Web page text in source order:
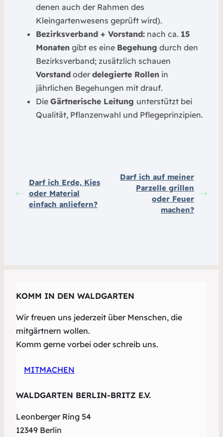
denen auch der Rahmen des
Kleingartenwesens geprüft wird).
Bezirksverband + Vorstand: nach ca. 15
Monaten gibt es eine Begehung durch den
Bezirksverband; zusätzlich schauen
Vorstand oder delegierte Rollen in
jährlichen Begehungen mit drauf.
Die Gärtnerische Leitung unterstützt bei
Qualität, Pflanzenwahl und Pflegeprinzipien.
Darf ich Erde, Kies
oder Material
einfach anliefern?
Darf ich auf meiner
Parzelle grillen
oder Feuer
machen?
KOMM IN DEN WALDGARTEN
Wir freuen uns jederzeit über Menschen, die
mitgärtnern wollen.
Komm gerne vorbei oder schreib uns.
MITMACHEN
WALDGARTEN BERLIN-BRITZ E.V.
Leonberger Ring 54
12349 Berlin